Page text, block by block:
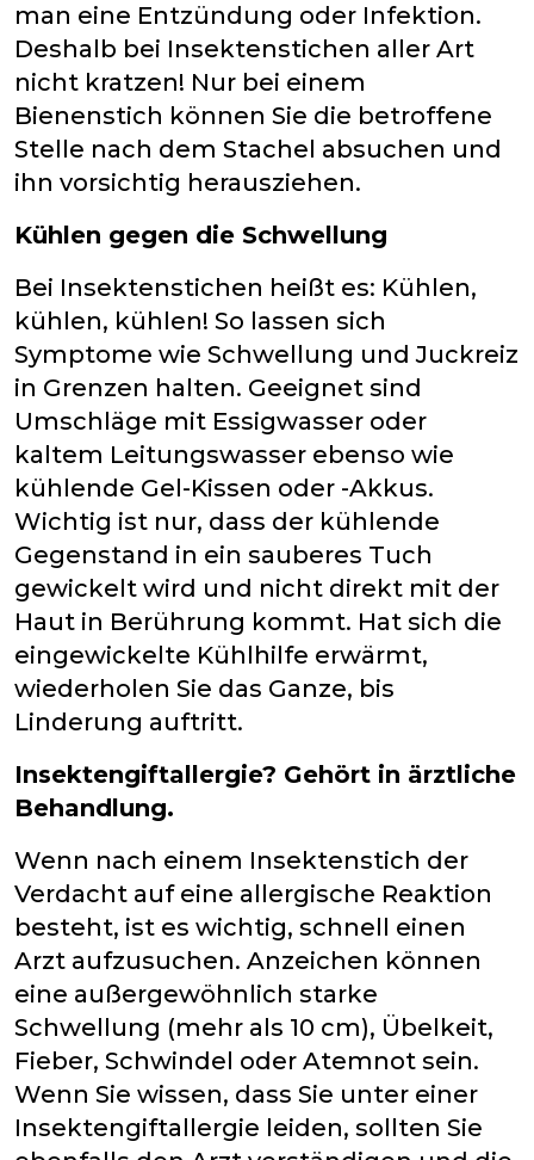
man eine Entzündung oder Infektion.
Deshalb bei Insektenstichen aller Art
nicht kratzen! Nur bei einem
Bienenstich können Sie die betroffene
Stelle nach dem Stachel absuchen und
ihn vorsichtig herausziehen.
Kühlen gegen die Schwellung
Bei Insektenstichen heißt es: Kühlen,
kühlen, kühlen! So lassen sich
Symptome wie Schwellung und Juckreiz
in Grenzen halten. Geeignet sind
Umschläge mit Essigwasser oder
kaltem Leitungswasser ebenso wie
kühlende Gel-Kissen oder -Akkus.
Wichtig ist nur, dass der kühlende
Gegenstand in ein sauberes Tuch
gewickelt wird und nicht direkt mit der
Haut in Berührung kommt. Hat sich die
eingewickelte Kühlhilfe erwärmt,
wiederholen Sie das Ganze, bis
Linderung auftritt.
Insektengiftallergie? Gehört in ärztliche
Behandlung.
Wenn nach einem Insektenstich der
Verdacht auf eine allergische Reaktion
besteht, ist es wichtig, schnell einen
Arzt aufzusuchen. Anzeichen können
eine außergewöhnlich starke
Schwellung (mehr als 10 cm), Übelkeit,
Fieber, Schwindel oder Atemnot sein.
Wenn Sie wissen, dass Sie unter einer
Insektengiftallergie leiden, sollten Sie